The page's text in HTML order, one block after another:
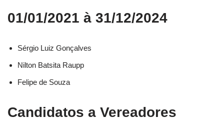
01/01/2021 à 31/12/2024
Sérgio Luiz Gonçalves
Nilton Batsita Raupp
Felipe de Souza
Candidatos a Vereadores